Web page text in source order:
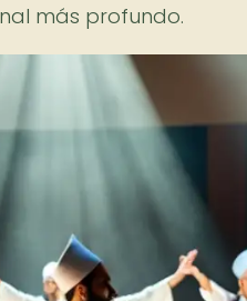
más profundo.